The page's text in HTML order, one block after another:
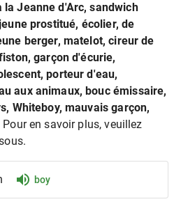
la Jeanne d'Arc, sandwich
prostitué, écolier, de
berger, matelot, cireur de
garçon d'écurie,
porteur d'eau,
aux animaux, bouc émissaire,
Whiteboy, mauvais garçon,
Pour en savoir plus, veuillez
boy